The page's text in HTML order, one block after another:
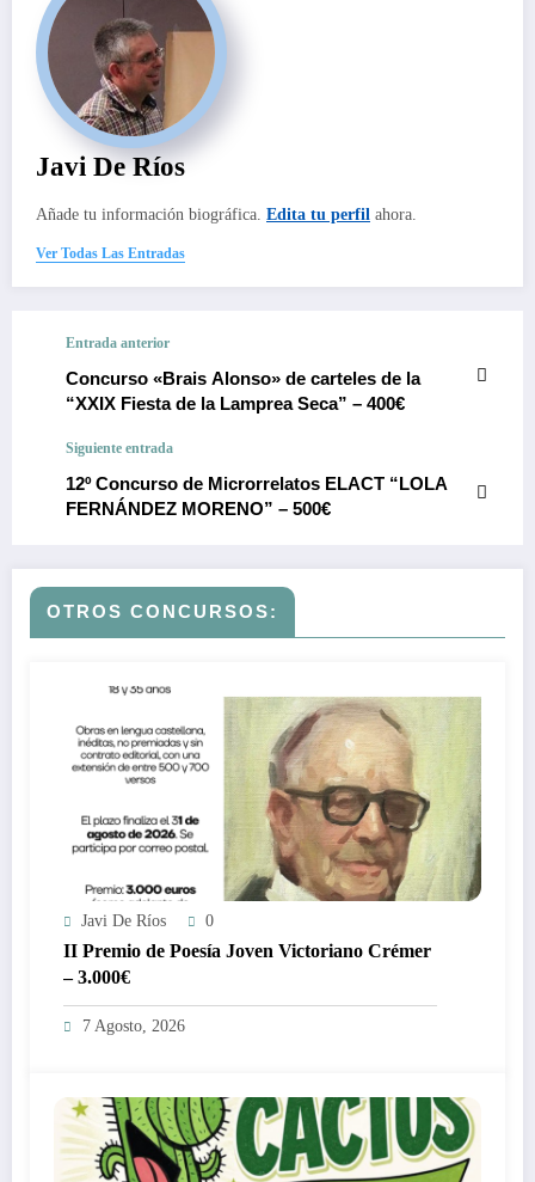
Javi De Ríos
Añade tu información biográfica. Edita tu perfil ahora.
Ver Todas Las Entradas
Entrada anterior
Concurso «Brais Alonso» de carteles de la
“XXIX Fiesta de la Lamprea Seca” – 400€
Siguiente entrada
12º Concurso de Microrrelatos ELACT “LOLA
FERNÁNDEZ MORENO” – 500€
OTROS CONCURSOS:
Javi De Ríos 0
II Premio de Poesía Joven Victoriano Crémer
– 3.000€
7 Agosto, 2026